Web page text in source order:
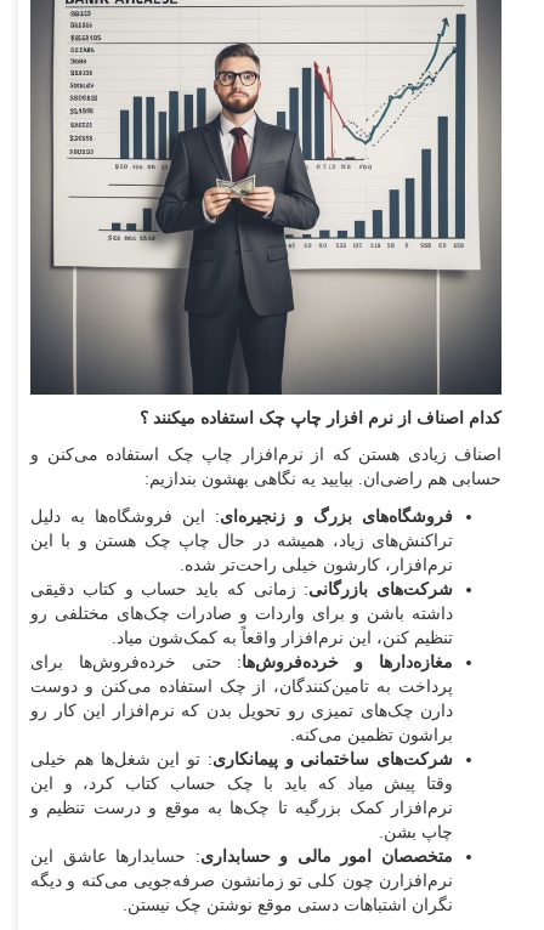
کدام اصناف از نرم افزار چاپ چک استفاده میکنند ؟
اصناف زیادی هستن که از نرم‌افزار چاپ چک استفاده می‌کنن و
حسابی هم راضی‌ان. بیایید یه نگاهی بهشون بندازیم:
فروشگاه‌های بزرگ و زنجیره‌ای: این فروشگاه‌ها به دلیل
تراکنش‌های زیاد، همیشه در حال چاپ چک هستن و با این
نرم‌افزار، کارشون خیلی راحت‌تر شده.
شرکت‌های بازرگانی: زمانی که باید حساب و کتاب دقیقی
داشته باشن و برای واردات و صادرات چک‌های مختلفی رو
تنظیم کنن، این نرم‌افزار واقعاً به کمک‌شون میاد.
مغازه‌دارها و خرده‌فروش‌ها: حتی خرده‌فروش‌ها برای
پرداخت به تامین‌کنندگان، از چک استفاده می‌کنن و دوست
دارن چک‌های تمیزی رو تحویل بدن که نرم‌افزار این کار رو
براشون تظمین می‌کنه.
شرکت‌های ساختمانی و پیمانکاری: تو این شغل‌ها هم خیلی
وقتا پیش میاد که باید با چک حساب کتاب کرد، و این
نرم‌افزار کمک بزرگیه تا چک‌ها به موقع و درست تنظیم و
چاپ بشن.
متخصصان امور مالی و حسابداری: حسابدارها عاشق این
نرم‌افزارن چون کلی تو زمانشون صرفه‌جویی می‌کنه و دیگه
نگران اشتباهات دستی موقع نوشتن چک نیستن.